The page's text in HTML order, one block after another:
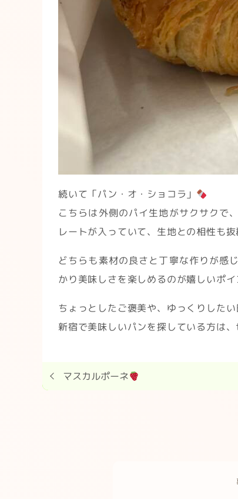
続いて「パン・オ・ショコラ」
こちらは外側のパイ生地がサクサクで
レートが入っていて、生地との相性も
どちらも素材の良さと丁寧な作りが感
かり美味しさを楽しめるのが嬉しいポイ
ちょっとしたご褒美や、ゆっくりした
新宿で美味しいパンを探している方は
マスカルポーネ